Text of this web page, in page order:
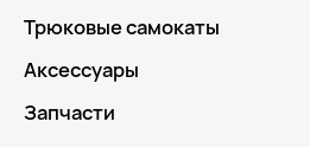
Трюковые самокаты
Аксессуары
Запчасти